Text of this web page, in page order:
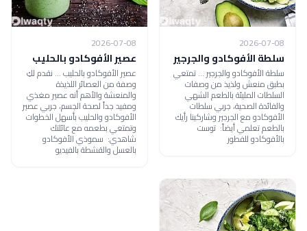
2026-07-08
سلطة الأفوكادو والجرجير
سلطة الأفوكادو والجرجير ... تمتعي
بطبق منعش ولذيذ من وصفات
السلطات المليئة بالطعم الشهي
والفائدة الصحية، جربي سلطات
الأفوكادو مع الجرجير وشاركينا رأيك
بالطعم تعلمي أيضاً: توست
بالأفوكادو للفطور
2026-07-08
عصير الأفوكادو بالحليب
عصير الأفوكادو بالحليب ... نقدم لكِ
وصفة من العصائر اللذيذة
والمنعشة والأهم أنه عصير مغذي
ومفيد جداً لصحة الجسم، جربي عصير
الأفوكادو والحليب بأسهل الخطوات
وتمتعي بطعمه مع عائلتك
شاهدي: سموذي الأفوكادو
بالعسل والقشطة بالفيديو